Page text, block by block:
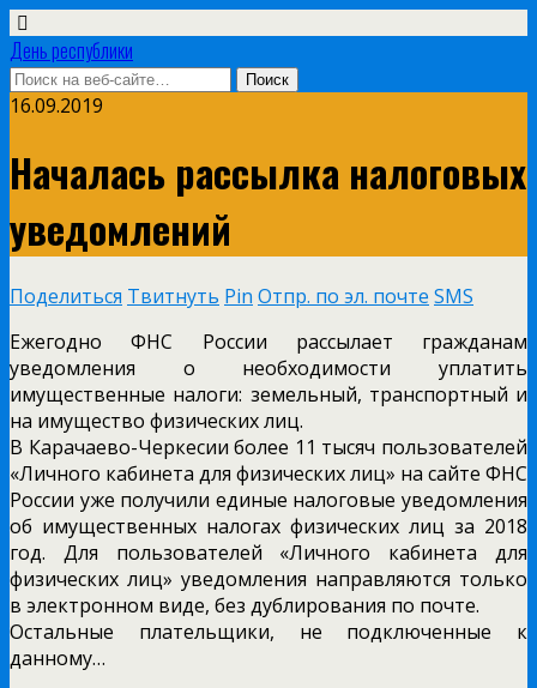
День республики
16.09.2019
Началась рассылка налоговых
уведомлений
Поделиться Твитнуть Pin Отпр. по эл. почте SMS
Ежегодно ФНС России рассылает гражданам
уведомления о необходимости уплатить
имущественные налоги: земельный, транспортный и
на имущество физических лиц.
В Карачаево-Черкесии более 11 тысяч пользователей
«Личного кабинета для физических лиц» на сайте ФНС
России уже получили единые налоговые уведомления
об имущественных налогах физических лиц за 2018
год. Для пользователей «Личного кабинета для
физических лиц» уведомления направляются только
в электронном виде, без дублирования по почте.
Остальные плательщики, не подключенные к
данному…